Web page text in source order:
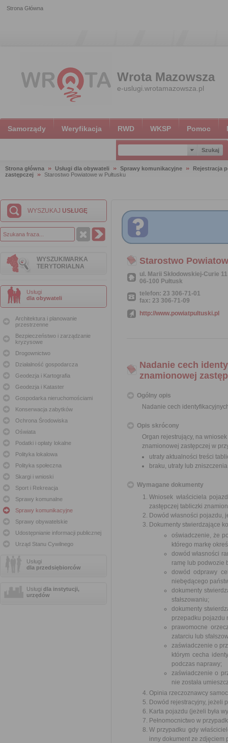
Strona Główna
Wrota Mazowsza
e-uslugi.wrotamazowsza.pl
Samorządy Weryfikacja RWD WKSP Pomoc
Strona główna Usługi dla obywateli Sprawy komunikacyjne
Rejestracja
zastępczej
Starostwo Powiatowe w Pułtusku
WYSZUKAJ USŁUGĘ
WYSZUKIWARKA
TERYTORIALNA
Usługi
dla obywateli
Architektura i planowanie
przestrzenne
Bezpieczeństwo i zarządzanie
kryzysowe
Drogownictwo
Działalność gospodarcza
Geodezja i Kartografia
Geodezja i Kataster
Gospodarka nieruchomościami
Konserwacja zabytków
Ochrona Środowiska
Oświata
Podatki i opłaty lokalne
Polityka lokalowa
Polityka społeczna
Skargi i wnioski
Sport i Rekreacja
Sprawy komunalne
Sprawy komunikacyjne
Sprawy obywatelskie
Udostępnianie informacji publicznej
Urząd Stanu Cywilnego
Usługi
dla przedsiębiorców
Usługi dla instytucji,
urzędów
Starostwo
ul. Marii Skłodowskiej-Curie 11
06-100 Pułtusk
telefon: 23 306-71-01
fax: 23 306-71-09
http://www.powiatpultuski.pl
Nadanie cech
znamionowej
Ogólny opis
Nadanie cech
Opis skrócony
Organ rejestrujący, na
znamionowej zastępczej w
utraty aktualności treści
braku, utraty lub
Wymagane dokumenty
Wniosek właściciela
zastępczej tabliczki
Dowód własności pojazdu,
Dokumenty stwierdzające
oświadczenie, że
którego markę
dowód własności
ramę lub podwozie
dowód odprawy
niebędącego
dokumenty
sfałszowaniu;
dokumenty
przepadku pojazdu
prawomocne
zatarciu lub
zaświadczenie o
którym cecha
podczas naprawy;
zaświadczenie o
nie została
Opinia rzeczoznawcy
Dowód rejestracyjny, jeżeli
Karta pojazdu (jeżeli była
Pełnomocnictwo w
W przypadku gdy
inny dokument ze zdjęciem